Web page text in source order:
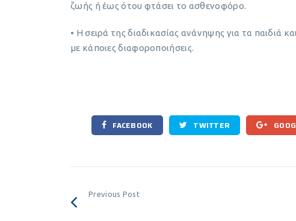
ζωής ή έως ότου φτάσει το ασθενοφόρο.
• Η σειρά της διαδικασίας ανάνηψης για τα παιδιά
με κάποιες διαφοροποιήσεις.
FACEBOOK TWITTER
Previous Post